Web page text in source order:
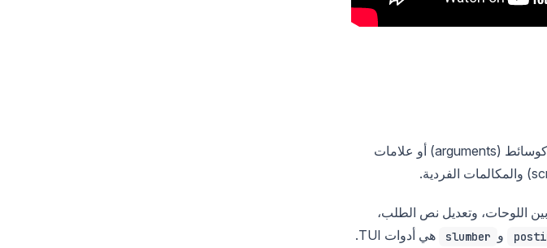
(واجهة سطر الأوامر) على تنفيذ أمر واحد ويطبع استجابة. تكتب الطلب كوسائط (arguments) أو علامات
اللوحات، وتعديل نص الطلب،
و slumber
هي أدوات TUI.